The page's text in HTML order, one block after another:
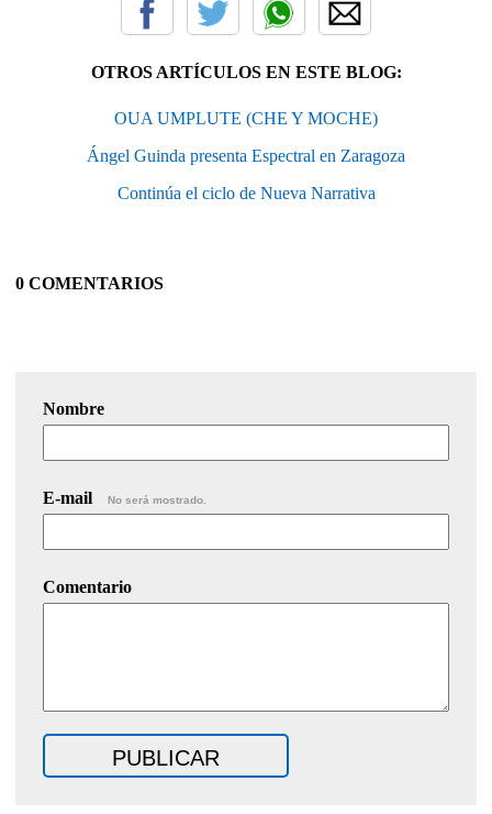
OTROS ARTÍCULOS EN ESTE BLOG:
OUA UMPLUTE (CHE Y MOCHE)
Ángel Guinda presenta Espectral en Zaragoza
Continúa el ciclo de Nueva Narrativa
0 COMENTARIOS
Nombre
E-mail No será mostrado.
Comentario